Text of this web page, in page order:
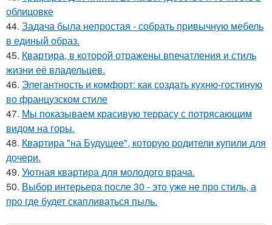
облицовке
44. Задача была непростая - собрать привычную мебель
в единый образ.
45. Квартира, в которой отражены впечатления и стиль
жизни её владельцев.
46. Элегантность и комфорт: как создать кухню-гостиную
во французском стиле
47. Мы показываем красивую террасу с потрясающим
видом на горы.
48. Квартира "на Будущее", которую родители купили для
дочери.
49. Уютная квартира для молодого врача.
50. Выбор интерьера после 30 - это уже не про стиль, а
про где будет скапливаться пыль.